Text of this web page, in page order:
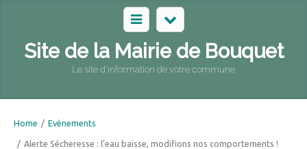
Site de la Mairie de Bouquet
Le site d'information de votre commune
Home / Evènements
/ Alerte Sécheresse : l’eau baisse, modifions nos comportements !